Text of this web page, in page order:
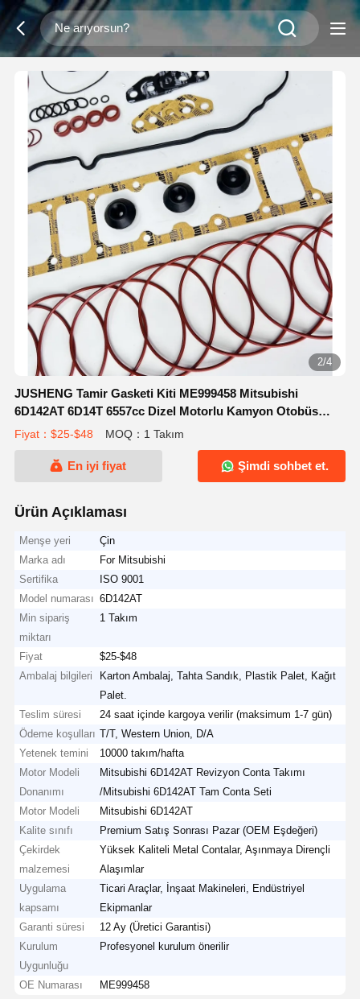
2/4
JUSHENG Tamir Gasketi Kiti ME999458 Mitsubishi
6D142AT 6D14T 6557cc Dizel Motorlu Kamyon Otobüs
6600 Yeniden Yapım Kiti
Fiyat：$25-$48 MOQ：1 Takım
En iyi fiyat Şimdi sohbet et.
Ürün Açıklaması
Menşe yeri
Çin
Marka adı
For Mitsubishi
Sertifika
ISO 9001
Model numarası 6D142AT
Min sipariş
miktarı
1 Takım
Fiyat
$25-$48
Ambalaj bilgileri
Karton Ambalaj, Tahta Sandık, Plastik Palet, Kağıt
Palet.
Teslim süresi
24 saat içinde kargoya verilir (maksimum 1-7 gün)
Ödeme koşulları T/T, Western Union, D/A
Yetenek temini
10000 takım/hafta
Motor Modeli
Donanımı
Mitsubishi 6D142AT Revizyon Conta Takımı
/Mitsubishi 6D142AT Tam Conta Seti
Motor Modeli
Mitsubishi 6D142AT
Kalite sınıfı
Premium Satış Sonrası Pazar (OEM Eşdeğeri)
Çekirdek
malzemesi
Yüksek Kaliteli Metal Contalar, Aşınmaya Dirençli
Alaşımlar
Uygulama
kapsamı
Ticari Araçlar, İnşaat Makineleri, Endüstriyel
Ekipmanlar
Garanti süresi
12 Ay (Üretici Garantisi)
Kurulum
Uygunluğu
Profesyonel kurulum önerilir
OE Numarası ME999458